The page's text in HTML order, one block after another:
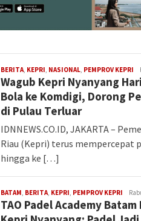
BERITA, KEPRI, NASIONAL, PEMPROV KEPRI
Wagub Kepri Nyanyang
Bola ke Komdigi, Dorong
di Pulau Terluar
IDNNEWS.CO.ID, JAKARTA –
Riau (Kepri) terus mempercepat
hingga ke […]
BATAM, BERITA, KEPRI, PEMPROV KEPRI Iman
TAO Padel Academy